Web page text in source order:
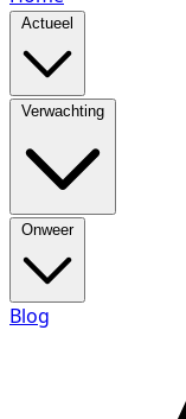
Actueel
Verwachting
Onweer
Blog